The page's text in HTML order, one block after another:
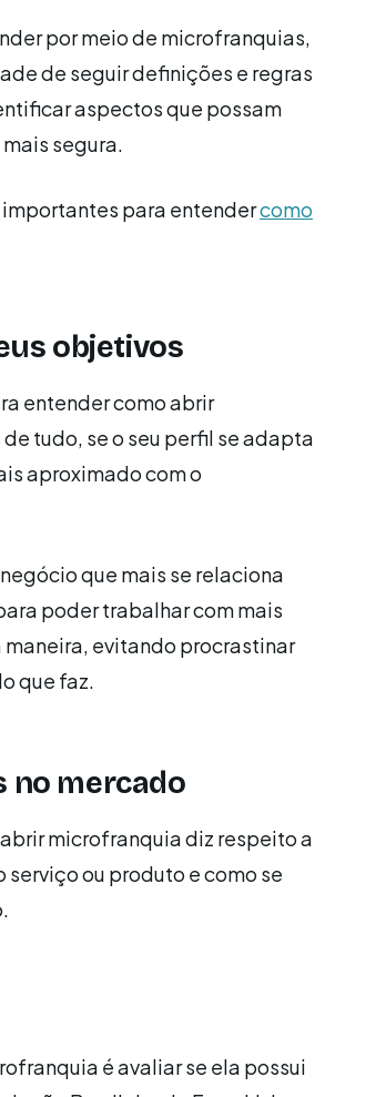
por meio de microfranquias,
de seguir definições e regras
aspectos que possam
segura.
para entendercomo
objetivos
entender como abrir
tudo, se o seu perfil se adapta
aproximado com o
que mais se relaciona
poder trabalhar com mais
evitando procrastinar
que faz.
no mercado
microfranquia diz respeito a
ou produto e como se
é avaliar se ela possui